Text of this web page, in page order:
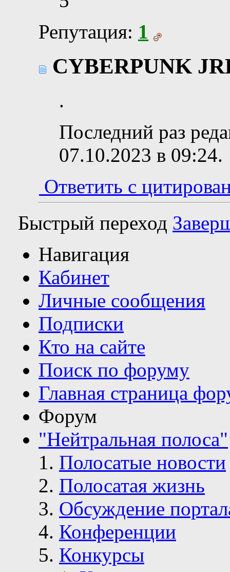
Репутация: 1
CYBERPUNK
.
Последний раз
07.10.2023 в 09:24.
Ответить с
Быстрый переход
Навигация
Кабинет
Личные сообщения
Подписки
Кто на сайте
Поиск по форуму
Главная страница
Форум
"Нейтральная полоса"
Полосатые новости
Полосатая жизнь
Обсуждение
Конференции
Конкурсы